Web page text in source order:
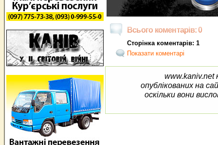
Всього коментарів: 0
Сторінка коментарів: 1
Показати коментарі
www.kaniv.net
опублікованих на
оскільки вони